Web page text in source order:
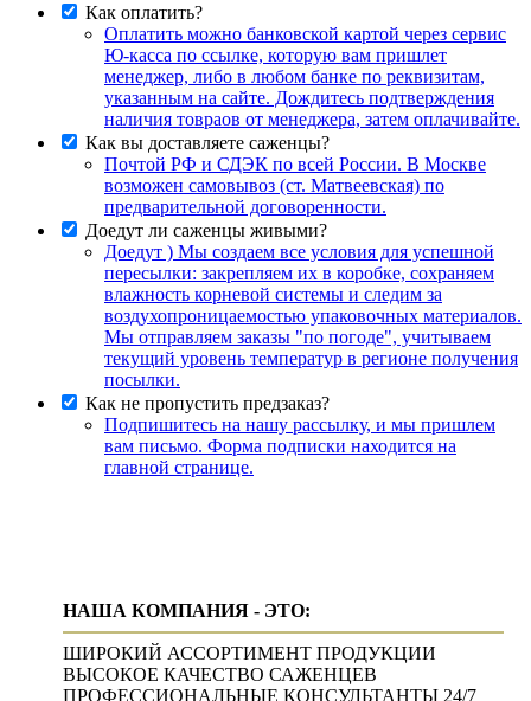
Как оплатить?
Оплатить можно банковской картой через сервис
Ю-касса по ссылке, которую вам пришлет
менеджер, либо в любом банке по реквизитам,
указанным на сайте. Дождитесь подтверждения
наличия товраов от менеджера, затем оплачивайте.
Как вы доставляете саженцы?
Почтой РФ и СДЭК по всей России. В Москве
возможен самовывоз (ст. Матвеевская) по
предварительной договоренности.
Доедут ли саженцы живыми?
Доедут ) Мы создаем все условия для успешной
пересылки: закрепляем их в коробке, сохраняем
влажность корневой системы и следим за
воздухопроницаемостью упаковочных материалов.
Мы отправляем заказы "по погоде", учитываем
текущий уровень температур в регионе получения
посылки.
Как не пропустить предзаказ?
Подпишитесь на нашу рассылку, и мы пришлем
вам письмо. Форма подписки находится на
главной странице.
НАША КОМПАНИЯ - ЭТО:
ШИРОКИЙ АССОРТИМЕНТ ПРОДУКЦИИ
ВЫСОКОЕ КАЧЕСТВО САЖЕНЦЕВ
ПРОФЕССИОНАЛЬНЫЕ КОНСУЛЬТАНТЫ 24/7